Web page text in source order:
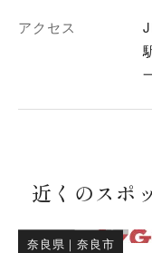
アクセス
近くのスポ
奈良県 ｜奈良市